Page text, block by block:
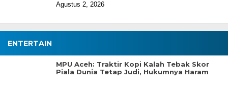
Agustus 2, 2026
ENTERTAIN
MPU Aceh: Traktir Kopi Kalah Tebak Skor
Piala Dunia Tetap Judi, Hukumnya Haram